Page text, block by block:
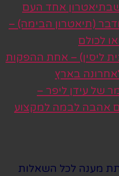
אחד העם
(תיאטרון הבימה) –
לכולם
ליסין) – אחת ההפקות
בארץ
של עידן ליפר –
אהבה לבמה למקצוע
מענה לכל השאלות